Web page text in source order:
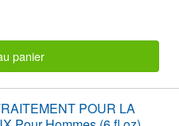
panier
POUR LA